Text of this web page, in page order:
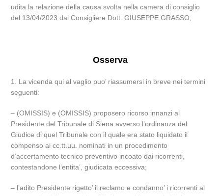
udita la relazione della causa svolta nella camera di consiglio
del 13/04/2023 dal Consigliere Dott. GIUSEPPE GRASSO;
Osserva
1. La vicenda qui al vaglio puo’ riassumersi in breve nei termini
seguenti:
– (OMISSIS) e (OMISSIS) proposero ricorso innanzi al
Presidente del Tribunale di Siena avverso l’ordinanza del
Giudice di quel Tribunale con il quale era stato liquidato il
compenso ai cc.tt.uu. nominati in un procedimento
d’accertamento tecnico preventivo incoato dai ricorrenti,
contestandone l’entita’, giudicata eccessiva;
– l’adito Presidente rigetto’ il reclamo e condanno’ i ricorrenti al